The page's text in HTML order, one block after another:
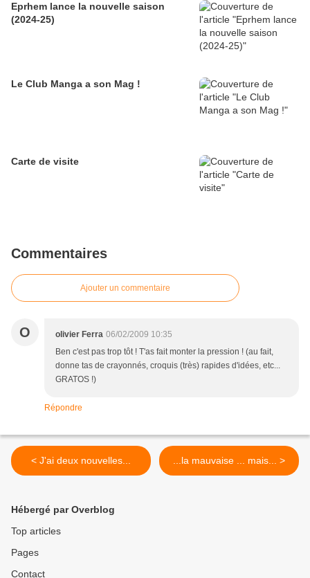
Eprhem lance la nouvelle saison
(2024-25)
Le Club Manga a son Mag !
Carte de visite
Commentaires
Ajouter un commentaire
O olivier Ferra 06/02/2009 10:35
Ben c'est pas trop tôt ! T'as fait monter la pression ! (au fait,
donne tas de crayonnés, croquis (très) rapides d'idées, etc...
GRATOS !)
Répondre
< J'ai deux nouvelles... ...la mauvaise ... mais... >
Hébergé par Overblog
Top articles
Pages
Contact